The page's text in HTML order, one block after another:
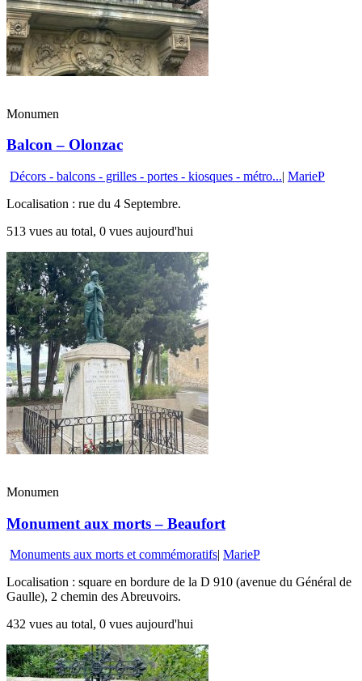
Monumen
Balcon – Olonzac
Décors - balcons - grilles - portes - kiosques - métro...| MarieP
Localisation : rue du 4 Septembre.
513 vues au total, 0 vues aujourd'hui
Monumen
Monument aux morts – Beaufort
Monuments aux morts et commémoratifs| MarieP
Localisation : square en bordure de la D 910 (avenue du Général de
Gaulle), 2 chemin des Abreuvoirs.
432 vues au total, 0 vues aujourd'hui